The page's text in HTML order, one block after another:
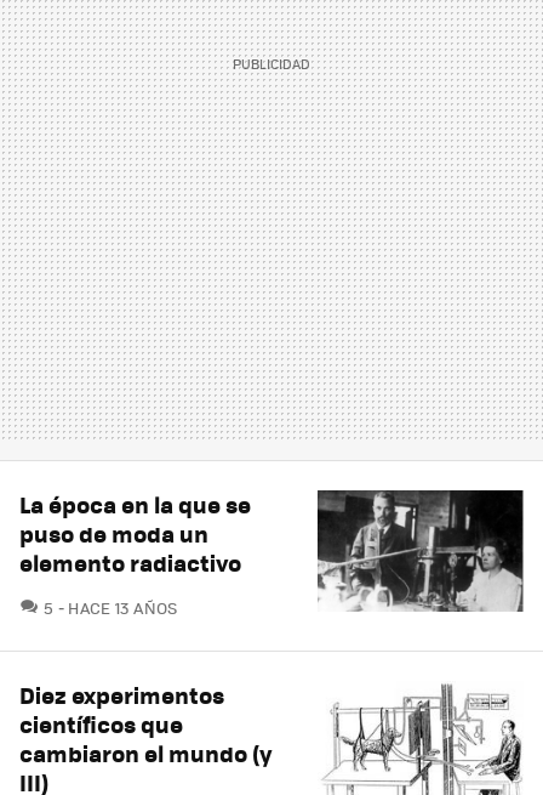
La época en la que se
puso de moda un
elemento radiactivo
5 COMENTARIOS
HACE 13 AÑOS
Diez experimentos
científicos que
cambiaron el mundo (y
III)